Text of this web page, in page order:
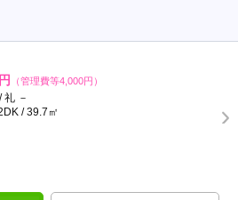
（管理費等4,000円）
礼 －
/ 39.7㎡